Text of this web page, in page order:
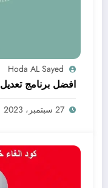
Hoda AL Sayed
افضل برنامج
27 سبتمبر، 2023